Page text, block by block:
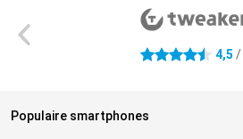
4.5 sterren 4,5 /
Populaire smartphones